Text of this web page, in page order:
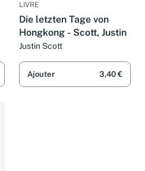
LIVRE
Die letzten Tage von
Hongkong - Scott, Justin
Justin Scott
Ajouter 3,40 €